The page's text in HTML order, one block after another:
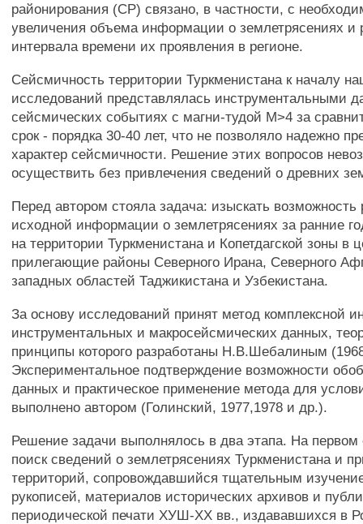
районирования (СР) связано, в частности, с
увеличения объема информации о землетрясениях и
интервала времени их проявления в регионе.
Сейсмичность территории Туркменистана к началу
исследований представлялась инструментальными
сейсмических событиях с магни-тудой М>4 за
срок - порядка 30-40 лет, что не позволяло надежно
характер сейсмичности. Решение этих вопросов
осуществить без привлечения сведений о древних
Перед автором стояла задача: изыскать
исходной информации о землетрясениях за ранние
на территории Туркменистана и Копетдагской зоны в
прилегающие районы Северного Ирана, Северного
западных областей Таджикистана и Узбекистана.
За основу исследований принят метод комплексной
инструментальных и макросейсмических данных,
принципы которого разработаны Н.В.Шебалиным
Экспериментальное подтверждение возможности
данных и практическое применение метода для
выполнено автором (Голинский, 1977,1978 и др.).
Решение задачи выполнялось в два этапа. На
поиск сведений о землетрясениях Туркменистана и
территорий, сопровождавшийся тщательным
рукописей, материалов исторических архивов и
периодической печати ХУШ-ХХ вв., издававшихся в